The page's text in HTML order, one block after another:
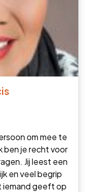
om mee te
ben je recht voor
Jij leest een
en veel begrip
geeft op